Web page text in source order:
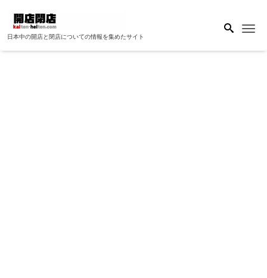
日本中の開店と閉店についての情報を集めたサイト